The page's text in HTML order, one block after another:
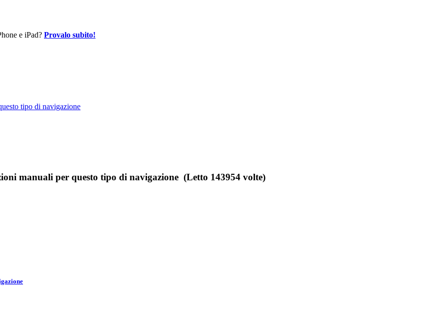
e iPad? Provalo subito!
tipo di navigazione
manuali per questo tipo di navigazione (Letto 143954 volte)